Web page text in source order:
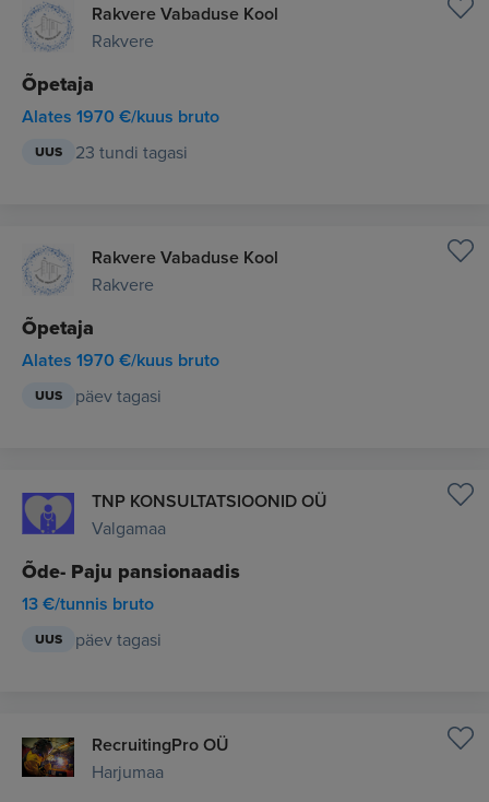
Rakvere Vabaduse Kool
Rakvere
Õpetaja
Alates 1970 €/kuus bruto
UUS 23 tundi tagasi
Rakvere Vabaduse Kool
Rakvere
Õpetaja
Alates 1970 €/kuus bruto
UUS päev tagasi
TNP KONSULTATSIOONID OÜ
Valgamaa
Õde- Paju pansionaadis
13 €/tunnis bruto
UUS päev tagasi
RecruitingPro OÜ
Harjumaa